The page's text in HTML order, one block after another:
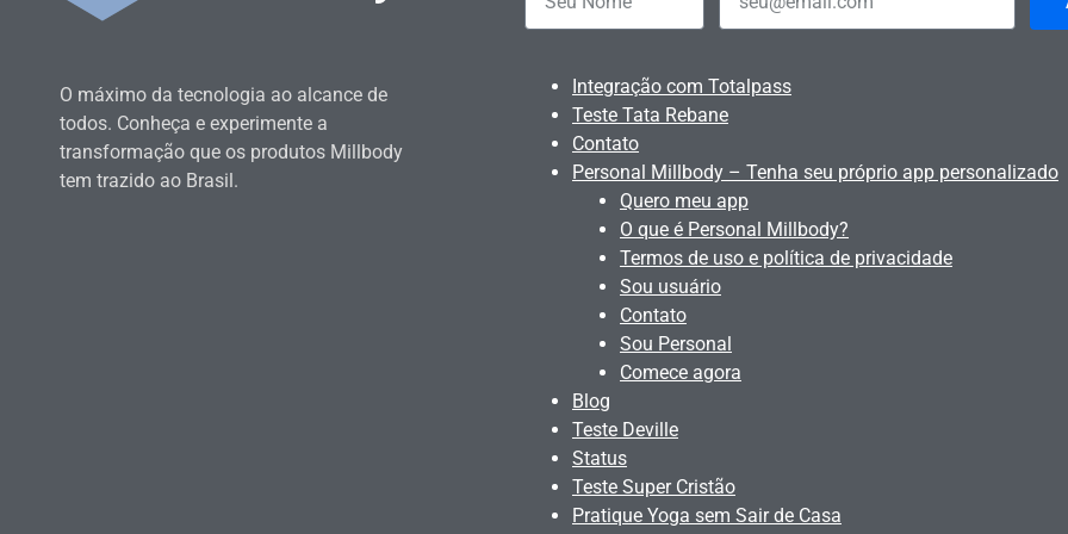
O máximo da tecnologia ao alcance de
todos. Conheça e experimente a
transformação que os produtos Millbody
tem trazido ao Brasil.
Integração com Totalpass
Teste Tata Rebane
Contato
Personal Millbody – Tenha seu próprio app personalizado
Quero meu app
O que é Personal Millbody?
Termos de uso e política de privacidade
Sou usuário
Contato
Sou Personal
Comece agora
Blog
Teste Deville
Status
Teste Super Cristão
Pratique Yoga sem Sair de Casa